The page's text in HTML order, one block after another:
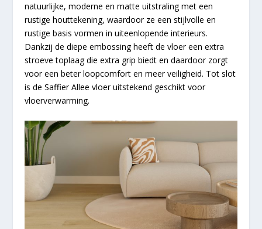
natuurlijke, moderne en matte uitstraling met een
rustige houttekening, waardoor ze een stijlvolle en
rustige basis vormen in uiteenlopende interieurs.
Dankzij de diepe embossing heeft de vloer een extra
stroeve toplaag die extra grip biedt en daardoor zorgt
voor een beter loopcomfort en meer veiligheid. Tot slot
is de Saffier Allee vloer uitstekend geschikt voor
vloerverwarming.